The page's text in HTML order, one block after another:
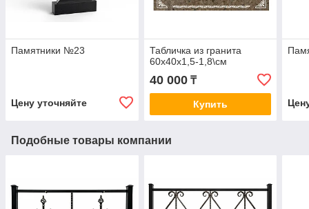
Памятники №23
Цену уточняйте
Табличка из гранита
60х40х1,5-1,8\см
40 000₸
Купить
Подобные товары компании